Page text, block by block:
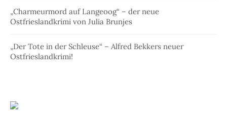
„Charmeurmord auf Langeoog“ – der neue
Ostfrieslandkrimi von Julia Brunjes
„Der Tote in der Schleuse“ – Alfred Bekkers neuer
Ostfrieslandkrimi!